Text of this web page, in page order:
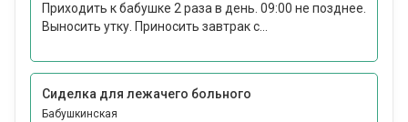
Приходить к бабушке 2 раза в день. 09:00 не позднее.
Выносить утку. Приносить завтрак с...
Сиделка для лежачего больного
Бабушкинская